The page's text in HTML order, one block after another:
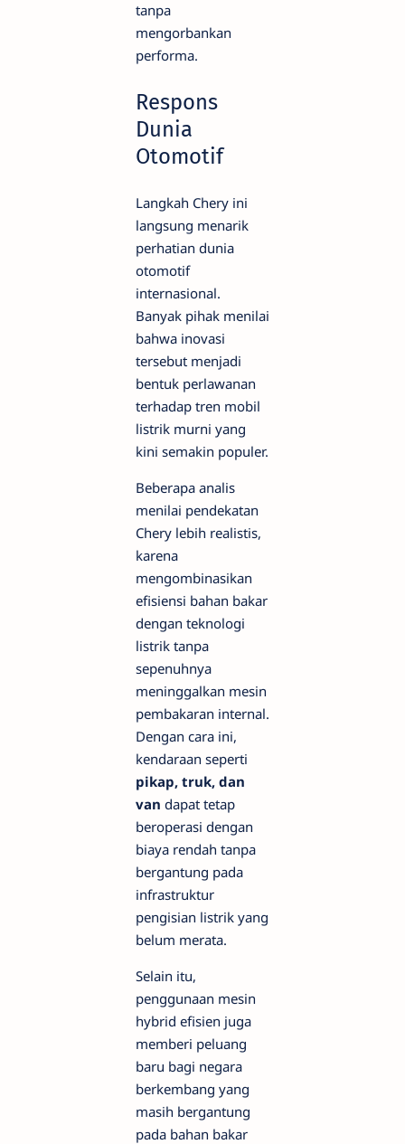
tanpa
mengorbankan
performa.
Respons
Dunia
Otomotif
Langkah Chery ini
langsung menarik
perhatian dunia
otomotif
internasional.
Banyak pihak menilai
bahwa inovasi
tersebut menjadi
bentuk perlawanan
terhadap tren mobil
listrik murni yang
kini semakin populer.
Beberapa analis
menilai pendekatan
Chery lebih realistis,
karena
mengombinasikan
efisiensi bahan bakar
dengan teknologi
listrik tanpa
sepenuhnya
meninggalkan mesin
pembakaran internal.
Dengan cara ini,
kendaraan seperti
pikap, truk, dan
van dapat tetap
beroperasi dengan
biaya rendah tanpa
bergantung pada
infrastruktur
pengisian listrik yang
belum merata.
Selain itu,
penggunaan mesin
hybrid efisien juga
memberi peluang
baru bagi negara
berkembang yang
masih bergantung
pada bahan bakar